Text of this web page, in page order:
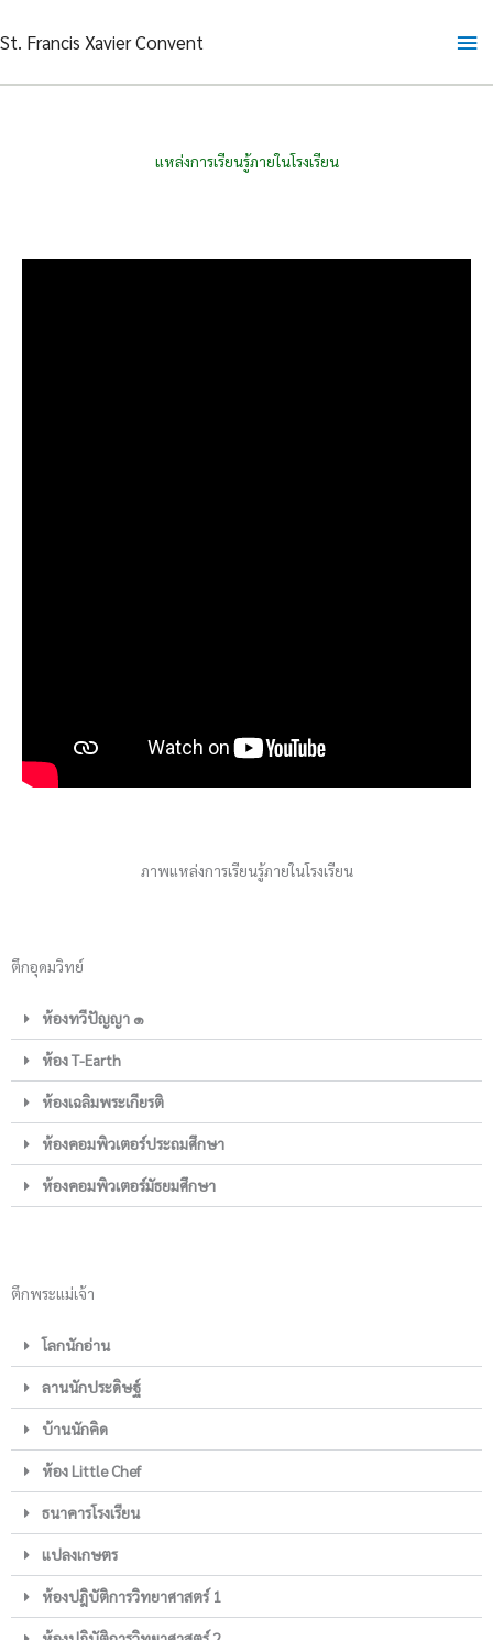
to
St. Francis Xavier Convent
แหล่งการเรียนรู้ภายในโรงเรียน
ภาพแหล่งการเรียนรู้ภายในโรงเรียน
ตึกอุดมวิทย์
ห้องทวีปัญญา ๑
ห้อง T-Earth
ห้องเฉลิมพระเกียรติ
ห้องคอมพิวเตอร์ประถมศึกษา
ห้องคอมพิวเตอร์มัธยมศึกษา
ตึกพระแม่เจ้า
โลกนักอ่าน
ลานนักประดิษฐ์
บ้านนักคิด
ห้อง Little Chef
ธนาคารโรงเรียน
แปลงเกษตร
ห้องปฎิบัติการวิทยาศาสตร์ 1